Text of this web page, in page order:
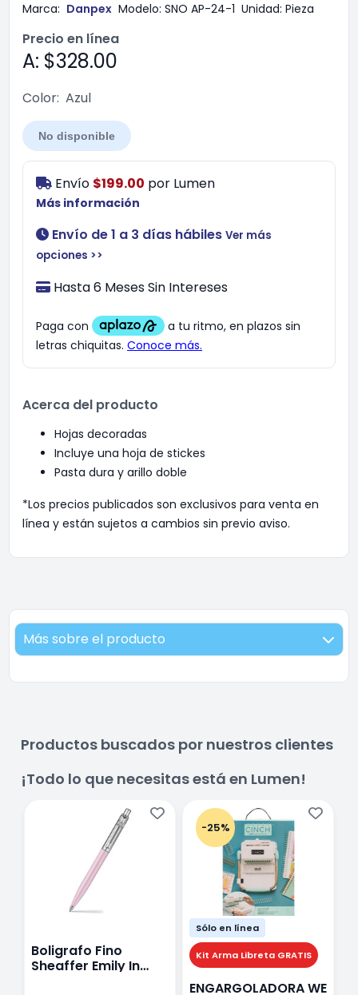
Marca: Danpex Modelo: SNO AP-24-1 Unidad: Pieza
Precio en línea
A: $328.00
Color: Azul
No disponible
Envío $199.00 por Lumen
Más información
Envío de 1 a 3 días hábiles Ver más
opciones >>
Hasta 6 Meses Sin Intereses
Acerca del producto
Hojas decoradas
Incluye una hoja de stickes
Pasta dura y arillo doble
*Los precios publicados son exclusivos para venta en
línea y están sujetos a cambios sin previo aviso.
Más sobre el producto
Productos buscados por nuestros clientes
¡Todo lo que necesitas está en Lumen!
Boligrafo Fino
Sheaffer Emily In
-25%
Sólo en línea
Kit Arma Libreta GRATIS
ENGARGOLADORA WE